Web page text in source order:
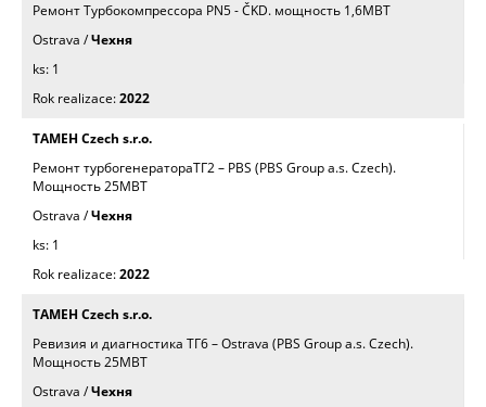
Ремонт Tурбокомпрессорa PN5 - ČKD. мощность 1,6МВТ
Ostrava /Чехня
1
2022
TAMEH Czech s.r.o.
Ремонт турбогенератораТГ2 – PBS (PBS Group a.s. Czech).
Mощность 25МВТ
Ostrava /Чехня
1
2022
TAMEH Czech s.r.o.
Ревизия и диагностика ТГ6 – Ostrava (PBS Group a.s. Czech).
Mощность 25МВТ
Ostrava /Чехня